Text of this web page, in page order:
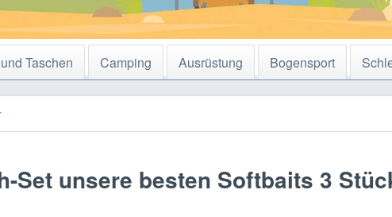
Taschen Camping Ausrüstung Bogensport
Set unsere besten Softbaits 3